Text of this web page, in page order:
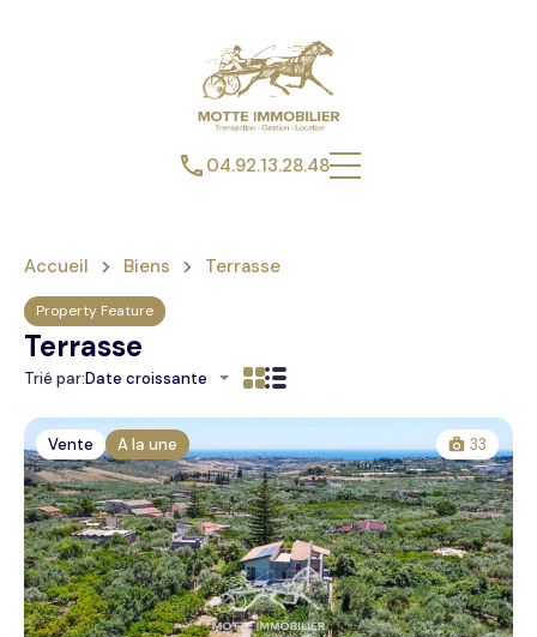
04.92.13.28.48
Accueil Biens Terrasse
Property Feature
Terrasse
Trié par:Date croissante
Vente A la une 33